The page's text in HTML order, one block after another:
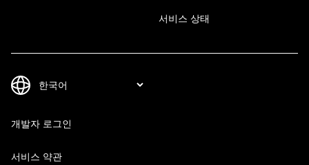
서비스 상태
개발자 로그인
서비스 약관